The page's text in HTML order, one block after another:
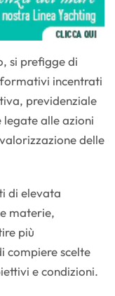
si prefigge di
incentrati
previdenziale
legate alle azioni
delle
di elevata
materie,
più
compiere scelte
e condizioni.